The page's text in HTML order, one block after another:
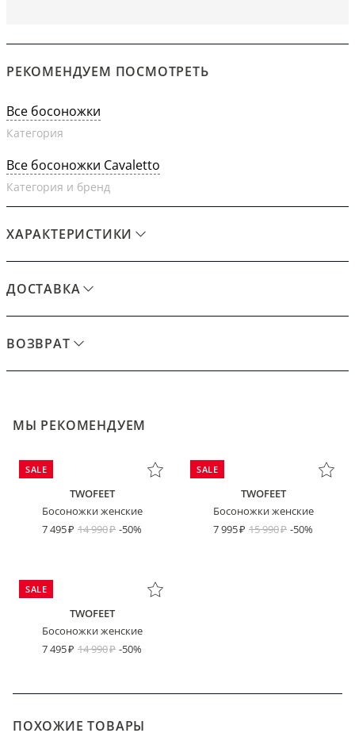
РЕКОМЕНДУЕМ ПОСМОТРЕТЬ
Все босоножки
Категория
Все босоножки Cavaletto
Категория и бренд
ХАРАКТЕРИСТИКИ
ДОСТАВКА
ВОЗВРАТ
МЫ РЕКОМЕНДУЕМ
SALE
TWOFEET
Босоножки женские
7 495
14 990 -50%
SALE
TWOFEET
Босоножки женские
7 995
15 990 -50%
SALE
TWOFEET
Босоножки женские
7 495
14 990 -50%
ПОХОЖИЕ ТОВАРЫ